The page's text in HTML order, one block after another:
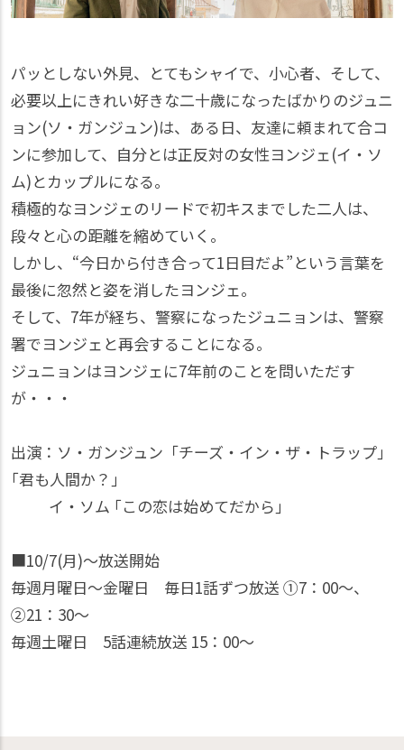
パッとしない外見、とてもシャイで、小心者、そして、
必要以上にきれい好きな二十歳になったばかりのジュニ
ョン(ソ・ガンジュン)は、ある日、友達に頼まれて合コ
ンに参加して、自分とは正反対の女性ヨンジェ(イ・ソ
ム)とカップルになる。
積極的なヨンジェのリードで初キスまでした二人は、
段々と心の距離を縮めていく。
しかし、“今日から付き合って1日目だよ”という言葉を
最後に忽然と姿を消したヨンジェ。
そして、7年が経ち、警察になったジュニョンは、警察
署でヨンジェと再会することになる。
ジュニョンはヨンジェに7年前のことを問いただす
が・・・
出演：ソ・ガンジュン「チーズ・イン・ザ・トラップ｣
｢君も人間か？｣
イ・ソム ｢この恋は始めてだから｣
■10/7(月)～放送開始
毎週月曜日～金曜日 毎日1話ずつ放送 ①7：00～、
②21：30～
毎週土曜日 5話連続放送 15：00～